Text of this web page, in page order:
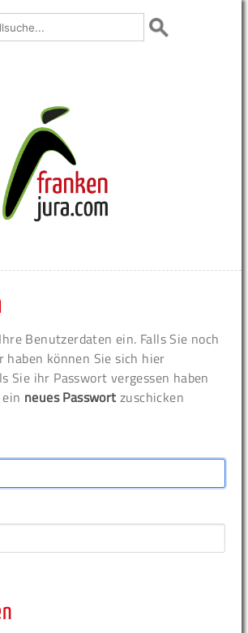
Benutzerdaten ein. Falls Sie noch
haben können Sie sich hier
Sie ihr Passwort vergessen haben
neues Passwort zuschicken